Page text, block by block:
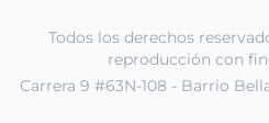
Todos los derechos
reproducción con
Carrera 9 #63N-108 - Barrio